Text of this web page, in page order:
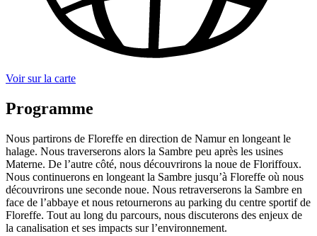
Voir sur la carte
Programme
Nous partirons de Floreffe en direction de Namur en longeant le
halage. Nous traverserons alors la Sambre peu après les usines
Materne. De l’autre côté, nous découvrirons la noue de Floriffoux.
Nous continuerons en longeant la Sambre jusqu’à Floreffe où nous
découvrirons une seconde noue. Nous retraverserons la Sambre en
face de l’abbaye et nous retournerons au parking du centre sportif de
Floreffe. Tout au long du parcours, nous discuterons des enjeux de
la canalisation et ses impacts sur l’environnement.